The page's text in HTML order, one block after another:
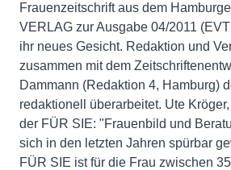
Frauenzeitschrift aus dem
VERLAG zur Ausgabe 04/2011
ihr neues Gesicht. Redaktion und
zusammen mit dem
Dammann (Redaktion 4, Hamburg)
redaktionell überarbeitet. Ute
der FÜR SIE: "Frauenbild und
sich in den letzten Jahren spürbar
FÜR SIE ist für die Frau zwischen